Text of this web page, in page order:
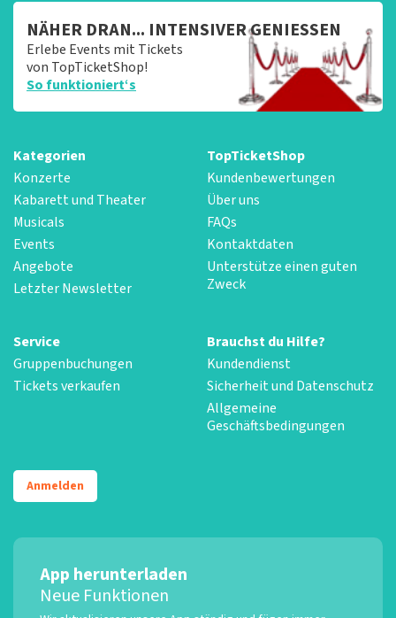
NÄHER DRAN... INTENSIVER GENIESSEN
Erlebe Events mit Tickets
von TopTicketShop!
So funktioniert‘s
Kategorien
Konzerte
Kabarett und Theater
Musicals
Events
Angebote
Letzter Newsletter
TopTicketShop
Kundenbewertungen
Über uns
FAQs
Kontaktdaten
Unterstütze einen guten
Zweck
Service
Gruppenbuchungen
Tickets verkaufen
Brauchst du Hilfe?
Kundendienst
Sicherheit und Datenschutz
Allgemeine
Geschäftsbedingungen
Anmelden
App herunterladen
Neue Funktionen